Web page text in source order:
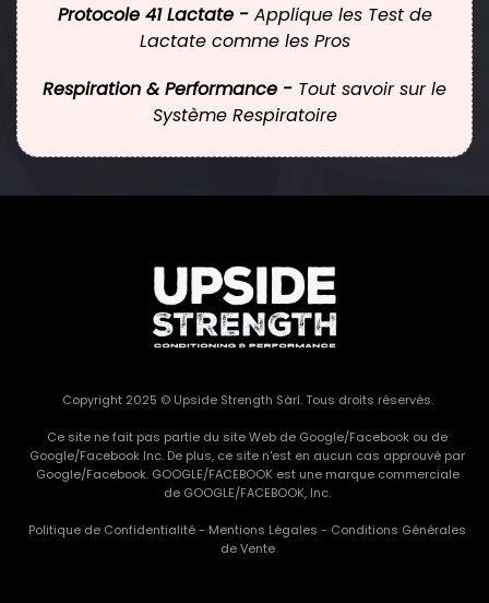
Protocole 41 Lactate - Applique les Test de
Lactate comme les Pros
Respiration & Performance - Tout savoir sur le
Système Respiratoire
Copyright 2025 © Upside Strength Sàrl. Tous droits réservés.
Ce site ne fait pas partie du site Web de Google/Facebook ou de
Google/Facebook Inc. De plus, ce site n'est en aucun cas approuvé par
Google/Facebook. GOOGLE/FACEBOOK est une marque commerciale
de GOOGLE/FACEBOOK, Inc.
Politique de Confidentialité- Mentions Légales - Conditions Générales
de Vente